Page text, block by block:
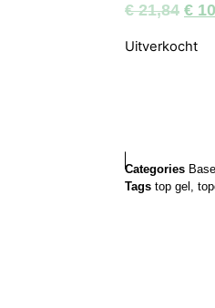
€21,84 €
Uitverkocht
Categories
Tags top gel ,